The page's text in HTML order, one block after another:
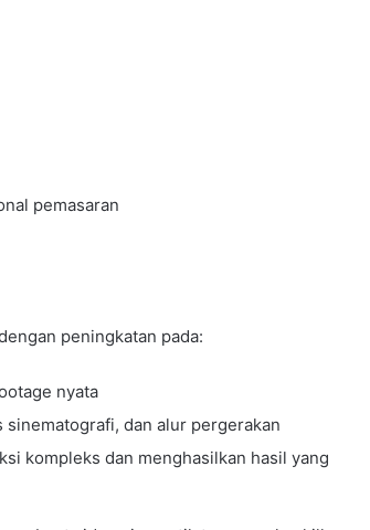
pemasaran
peningkatan pada:
nyata
dan alur pergerakan
kompleks dan menghasilkan hasil yang